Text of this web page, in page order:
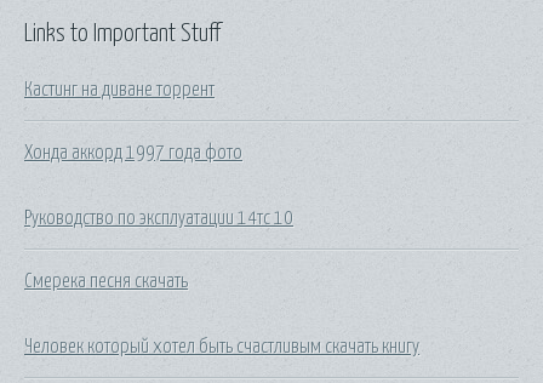
Links to Important Stuff
Кастинг на диване торрент
Хонда аккорд 1997 года фото
Руководство по эксплуатации 14тс 10
Смерека песня скачать
Человек который хотел быть счастливым скачать книгу